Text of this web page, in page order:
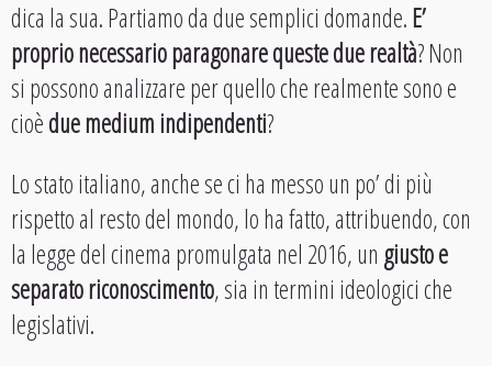
dica la sua. Partiamo da due semplici domande.E’
proprio necessario paragonare queste due realtà? Non
si possono analizzare per quello che realmente sono e
cioèdue medium indipendenti?
Lo stato italiano, anche se ci ha messo un po’ di più
rispetto al resto del mondo, lo ha fatto, attribuendo, con
la legge del cinema promulgata nel 2016, un giusto e
separato riconoscimento, sia in termini ideologici che
legislativi.